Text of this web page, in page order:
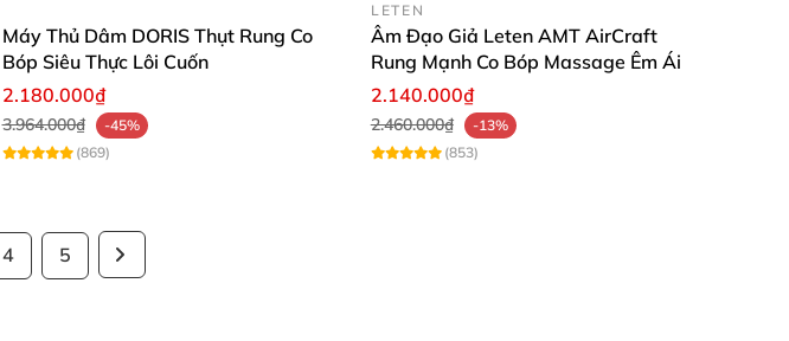
Máy Thủ Dâm DORIS Thụt Rung Co
Bóp Siêu Thực Lôi Cuốn
2.180.000₫
3.964.000₫
-45%
(869)
LETEN
Âm Đạo Giả Leten AMT AirCraft
Rung Mạnh Co Bóp Massage Êm Ái
2.140.000₫
2.460.000₫
-13%
(853)
4 5